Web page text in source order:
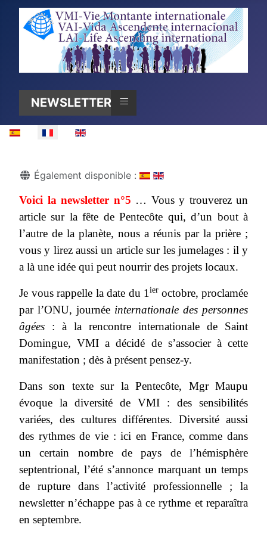
NEWSLETTER N°5
≡
Sélectionnez votre langue
DétailsÉgalement disponible :
Voici la newsletter n°5 … Vous y trouverez un
article sur la fête de Pentecôte qui, d’un bout à
l’autre de la planète, nous a réunis par la prière ;
vous y lirez aussi un article sur les jumelages : il y
a là une idée qui peut nourrir des projets locaux.
Je vous rappelle la date du 1 ier octobre, proclamée
par l’ONU, journée internationale des personnes
âgées : à la rencontre internationale de Saint
Domingue, VMI a décidé de s’associer à cette
manifestation ; dès à présent pensez-y.
Dans son texte sur la Pentecôte, Mgr Maupu
évoque la diversité de VMI : des sensibilités
variées, des cultures différentes. Diversité aussi
des rythmes de vie : ici en France, comme dans
un certain nombre de pays de l’hémisphère
septentrional, l’été s’annonce marquant un temps
de rupture dans l’activité professionnelle ; la
newsletter n’échappe pas à ce rythme et reparaîtra
en septembre.